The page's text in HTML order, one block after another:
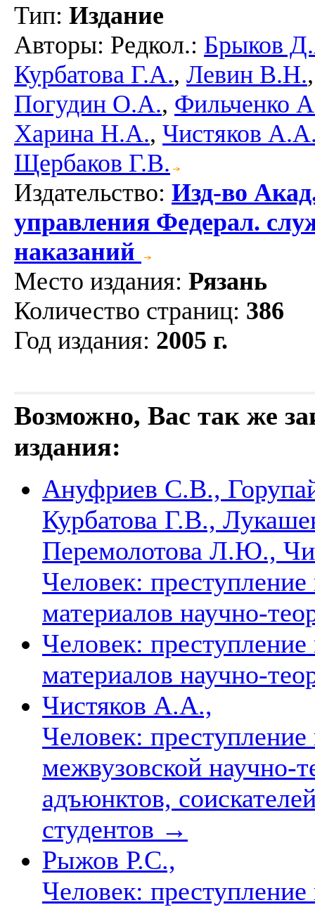
Тип: Издание
Авторы: Редкол.: Брыков
Курбатова Г.А., Левин В.Н.
Погудин О.А., Фильченко
Харина Н.А., Чистяков
Щербаков Г.В.
Издательство: Изд-во
управления Федерал.
наказаний
Место издания: Рязань
Количество страниц: 386
Год издания: 2005 г.
Возможно, Вас так же
издания:
Ануфриев С.В.,
Курбатова Г.В.,
Перемолотова Л.Ю.,
Человек:
материалов научно-
Человек:
материалов научно-
Чистяков А.А.,
Человек:
межвузовской научно-
адъюнктов,
студентов →
Рыжов Р.С.,
Человек: